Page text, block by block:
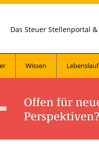
Das Steuer Stellenportal
Wissen Lebenslauf